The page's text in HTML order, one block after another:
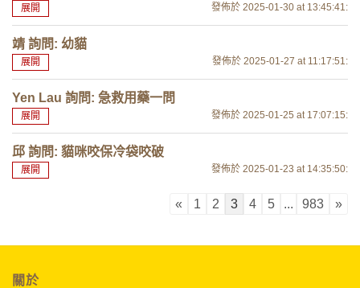
發佈於 2025-01-30 at 13:45:41 :
展開
靖 詢問: 幼貓
發佈於 2025-01-27 at 11:17:51 :
展開
Yen Lau 詢問: 急救用藥一問
發佈於 2025-01-25 at 17:07:15:
展開
邱 詢問: 貓咪咬保冷袋咬破
發佈於 2025-01-23 at 14:35:50:
展開
« 1 2 3 4 5 ... 983 »
關於